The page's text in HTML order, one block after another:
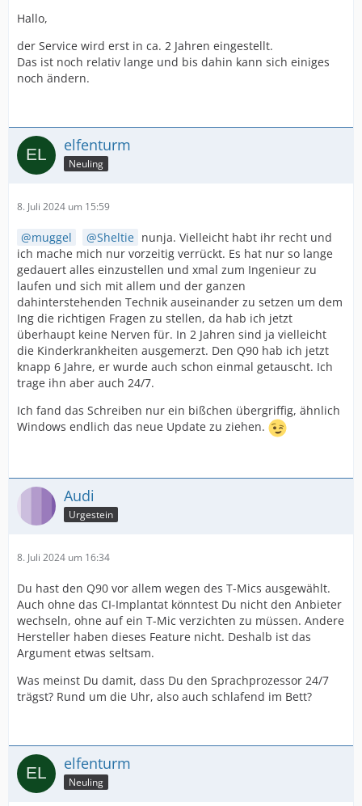
Hallo,
der Service wird erst in ca. 2 Jahren eingestellt.
Das ist noch relativ lange und bis dahin kann sich einiges
noch ändern.
elfenturm
Neuling
8. Juli 2024 um 15:59
muggel Sheltie nunja. Vielleicht habt ihr recht und
ich mache mich nur vorzeitig verrückt. Es hat nur so lange
gedauert alles einzustellen und xmal zum Ingenieur zu
laufen und sich mit allem und der ganzen
dahinterstehenden Technik auseinander zu setzen um dem
Ing die richtigen Fragen zu stellen, da hab ich jetzt
überhaupt keine Nerven für. In 2 Jahren sind ja vielleicht
die Kinderkrankheiten ausgemerzt. Den Q90 hab ich jetzt
knapp 6 Jahre, er wurde auch schon einmal getauscht. Ich
trage ihn aber auch 24/7.
Ich fand das Schreiben nur ein bißchen übergriffig, ähnlich
Windows endlich das neue Update zu ziehen.
Audi
Urgestein
8. Juli 2024 um 16:34
Du hast den Q90 vor allem wegen des T-Mics ausgewählt.
Auch ohne das CI-Implantat könntest Du nicht den Anbieter
wechseln, ohne auf ein T-Mic verzichten zu müssen. Andere
Hersteller haben dieses Feature nicht. Deshalb ist das
Argument etwas seltsam.
Was meinst Du damit, dass Du den Sprachprozessor 24/7
trägst? Rund um die Uhr, also auch schlafend im Bett?
elfenturm
Neuling